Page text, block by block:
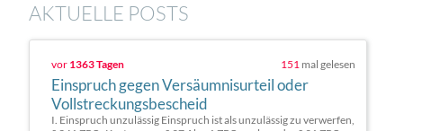
AKTUELLE POSTS
vor 1363 Tagen 151 mal gelesen
Einspruch gegen Versäumnisurteil oder
Vollstreckungsbescheid
I. Einspruch unzulässig Einspruch ist als unzulässig zu verwerfen,